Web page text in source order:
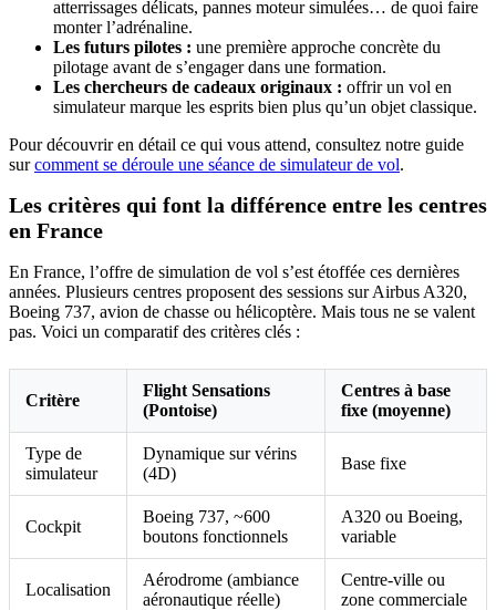
atterrissages délicats, pannes moteur simulées… de quoi faire
monter l’adrénaline.
Les futurs pilotes : une première approche concrète du
pilotage avant de s’engager dans une formation.
Les chercheurs de cadeaux originaux : offrir un vol en
simulateur marque les esprits bien plus qu’un objet classique.
Pour découvrir en détail ce qui vous attend, consultez notre guide
surcomment se déroule une séance de simulateur de vol.
Les critères qui font la différence entre les centres
en France
En France, l’offre de simulation de vol s’est étoffée ces dernières
années. Plusieurs centres proposent des sessions sur Airbus A320,
Boeing 737, avion de chasse ou hélicoptère. Mais tous ne se valent
pas. Voici un comparatif des critères clés :
Critère
Flight Sensations
(Pontoise)
Centres à base
fixe (moyenne)
Type de
simulateur
Dynamique sur vérins
(4D)
Base fixe
Cockpit
Boeing 737, ~600
boutons fonctionnels
A320 ou Boeing,
variable
Localisation
Aérodrome (ambiance
aéronautique réelle)
Centre-ville ou
zone commerciale